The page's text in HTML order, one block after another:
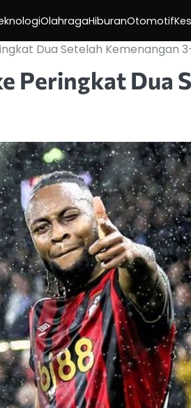
OlahragaHiburanOtomotif
Dua Setelah Kemenangan
Peringkat Dua